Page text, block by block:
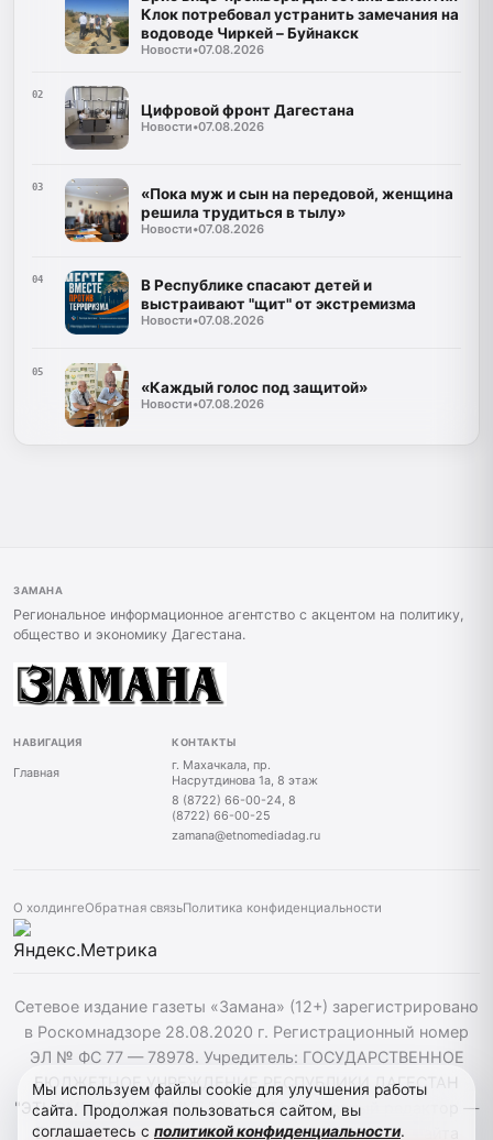
Клок потребовал устранить замечания на
водоводе Чиркей – Буйнакск
Новости•07.08.2026
02
Цифровой фронт Дагестана
Новости•07.08.2026
03
«Пока муж и сын на передовой, женщина
решила трудиться в тылу»
Новости•07.08.2026
04
В Республике спасают детей и
выстраивают "щит" от экстремизма
Новости•07.08.2026
05
«Каждый голос под защитой»
Новости•07.08.2026
ЗАМАНА
Региональное информационное агентство с акцентом на политику,
общество и экономику Дагестана.
НАВИГАЦИЯ
Главная
КОНТАКТЫ
г. Махачкала, пр.
Насрутдинова 1а, 8 этаж
8 (8722) 66-00-24, 8
(8722) 66-00-25
zamana@etnomediadag.ru
О холдингеОбратная связьПолитика конфиденциальности
Сетевое издание газеты «Замана» (12+) зарегистрировано
в Роскомнадзоре 28.08.2020 г. Регистрационный номер
ЭЛ № ФС 77 — 78978. Учредитель: ГОСУДАРСТВЕННОЕ
БЮДЖЕТНОЕ УЧРЕЖДЕНИЕ РЕСПУБЛИКИ ДАГЕСТАН
"ЭТНОМЕДИАХОЛДИНГ "ДАГЕСТАН". Главный редактор —
Багомедов Р.Р. При использовании материалов сайта
Мы используем файлы cookie для улучшения работы
сайта. Продолжая пользоваться сайтом, вы
соглашаетесь с политикой конфиденциальности.